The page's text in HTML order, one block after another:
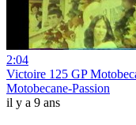
2:04
Victoire 125 GP
Motobecane-Passion
il y a 9 ans